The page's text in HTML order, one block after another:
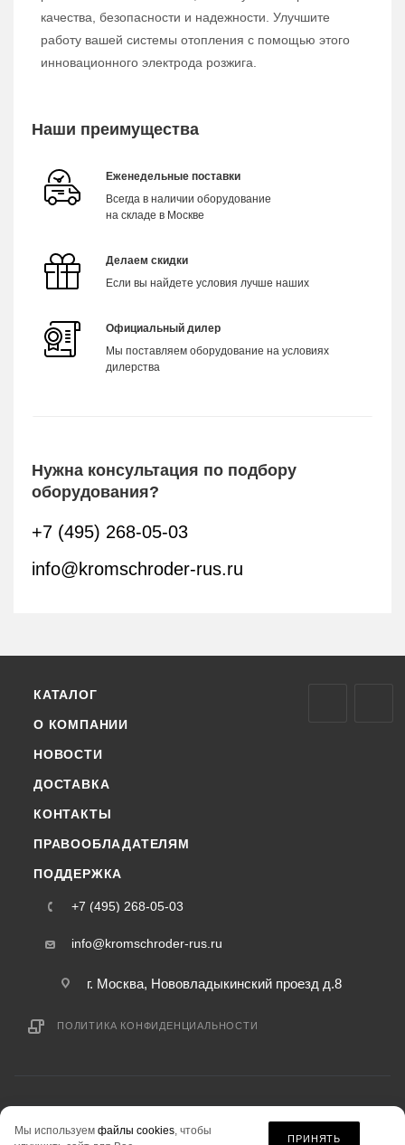
качества, безопасности и надежности. Улучшите
работу вашей системы отопления с помощью этого
инновационного электрода розжига.
Наши преимущества
Еженедельные поставки
Всегда в наличии оборудование
на складе в Москве
Делаем скидки
Если вы найдете условия лучше наших
Официальный дилер
Мы поставляем оборудование на условиях
дилерства
Нужна консультация по подбору
оборудования?
+7 (495) 268-05-03
info@kromschroder-rus.ru
КАТАЛОГ
О КОМПАНИИ
НОВОСТИ
ДОСТАВКА
КОНТАКТЫ
ПРАВООБЛАДАТЕЛЯМ
ПОДДЕРЖКА
+7 (495) 268-05-03
info@kromschroder-rus.ru
г. Москва, Нововладыкинский проезд д.8
ПОЛИТИКА КОНФИДЕНЦИАЛЬНОСТИ
информация на сайте «kromschroder-rus.ru» не является публичной офертой.
Мы используем файлы cookies, чтобы
ПРИНЯТЬ